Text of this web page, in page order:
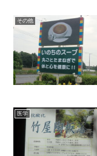
その他
医学